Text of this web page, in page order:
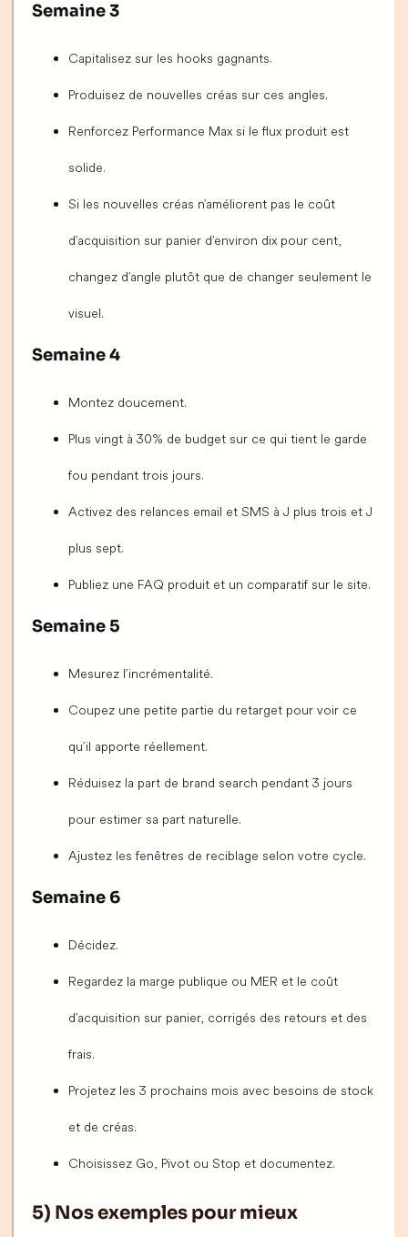
Semaine 3
Capitalisez sur les hooks gagnants.
Produisez de nouvelles créas sur ces angles.
Renforcez Performance Max si le flux produit est
solide.
Si les nouvelles créas n’améliorent pas le coût
d’acquisition sur panier d’environ dix pour cent,
changez d’angle plutôt que de changer seulement le
visuel.
Semaine 4
Montez doucement.
Plus vingt à 30 % de budget sur ce qui tient le garde
fou pendant trois jours.
Activez des relances email et SMS à J plus trois et J
plus sept.
Publiez une FAQ produit et un comparatif sur le site.
Semaine 5
Mesurez l’incrémentalité.
Coupez une petite partie du retarget pour voir ce
qu’il apporte réellement.
Réduisez la part de brand search pendant 3 jours
pour estimer sa part naturelle.
Ajustez les fenêtres de reciblage selon votre cycle.
Semaine 6
Décidez.
Regardez la marge publique ou MER et le coût
d’acquisition sur panier, corrigés des retours et des
frais.
Projetez les 3 prochains mois avec besoins de stock
et de créas.
Choisissez Go, Pivot ou Stop et documentez.
5) Nos exemples pour mieux